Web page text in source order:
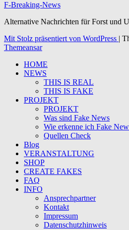
F-Breaking-News
Alternative Nachrichten für Forst und
Mit Stolz präsentiert von WordPress |
Themeansar
HOME
NEWS
THIS IS REAL
THIS IS FAKE
PROJEKT
PROJEKT
Was sind Fake News
Wie erkenne ich Fake
Quellen Check
Blog
VERANSTALTUNG
SHOP
CREATE FAKES
FAQ
INFO
Ansprechpartner
Kontakt
Impressum
Datenschutzhinweis